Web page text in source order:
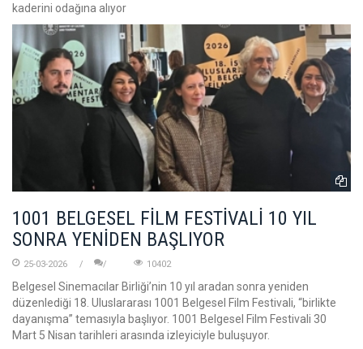
kaderini odağına alıyor
1001 BELGESEL FİLM FESTİVALİ 10 YIL
SONRA YENİDEN BAŞLIYOR
25-03-2026 10402
Belgesel Sinemacılar Birliği’nin 10 yıl aradan sonra yeniden
düzenlediği 18. Uluslararası 1001 Belgesel Film Festivali, “birlikte
dayanışma” temasıyla başlıyor. 1001 Belgesel Film Festivali 30
Mart 5 Nisan tarihleri arasında izleyiciyle buluşuyor.